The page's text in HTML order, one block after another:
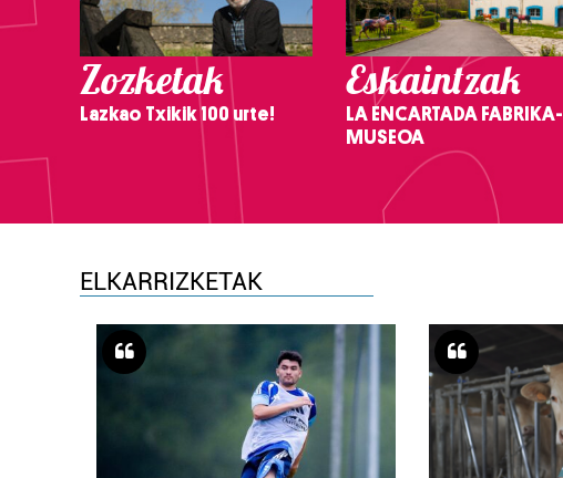
Zozketak
Lazkao Txikik 100 urte!
Eskaintzak
LA ENCARTADA FABRIKA-
MUSEOA
ELKARRIZKETAK